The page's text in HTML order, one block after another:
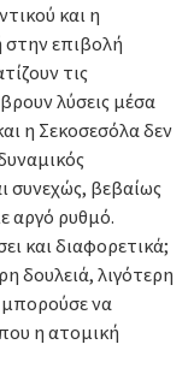
και η
στην επιβολή
τις
λύσεις μέσα
η Σεκοσεσόλα δεν
συνεχώς, βεβαίως
αργό ρυθμό.
και διαφορετικά;
δουλειά, λιγότερη
μπορούσε να
η ατομική